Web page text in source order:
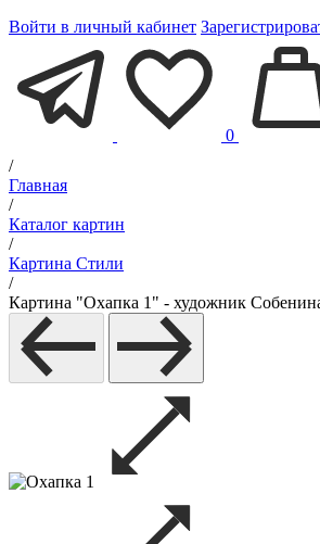
Войти в личный кабинет
0
/
Главная
/
Каталог картин
/
Картина Стили
/
Картина "Охапка 1" - художник